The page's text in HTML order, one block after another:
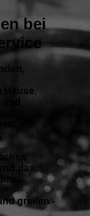
bei
Hause,
das
greifen -